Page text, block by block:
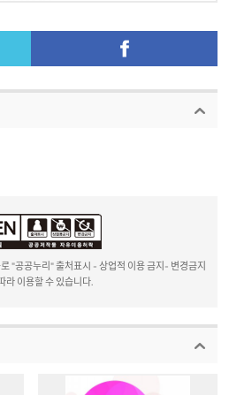
"공공누리" 출처표시 - 상업적 이용 금지- 변경금지
라 이용할 수 있습니다.